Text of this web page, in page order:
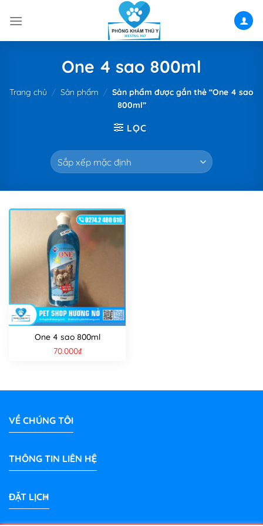
One 4 sao 800ml
Trang chủ / Sản phẩm / Sản phẩm được gắn thẻ “One 4 sao
800ml”
LỌC
One 4 sao 800ml
70.000₫
VỀ CHÚNG TÔI
THÔNG TIN LIÊN HỆ
ĐẶT LỊCH